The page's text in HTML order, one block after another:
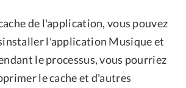
de l'application, vous pouvez
l'application Musique et
le processus, vous pourriez
le cache et d'autres